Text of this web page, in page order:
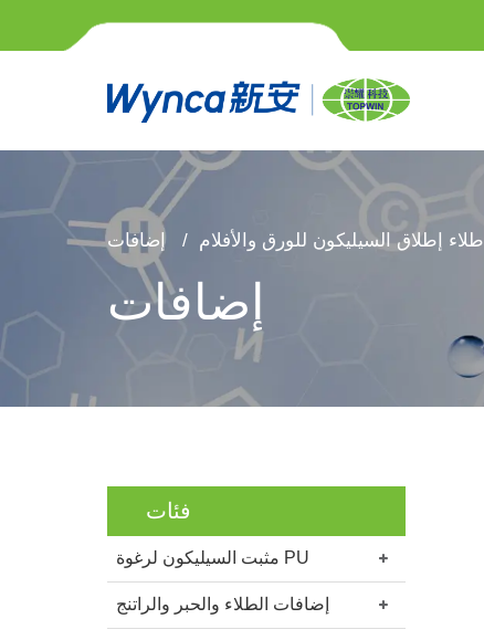
طلاء إطلاق السيليكون للورق والأفلام إضافات
إضافات
فئات
مثبت السيليكون لرغوة PU
إضافات الطلاء والحبر والراتنج